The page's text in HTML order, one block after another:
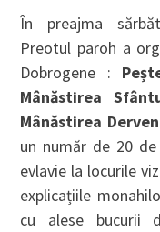
În preajma
Preotul paroh a
Dobrogene :
Mânăstirea
Mânăstirea
un număr de 20
evlavie la locurile
explicațiile
cu alese bucurii